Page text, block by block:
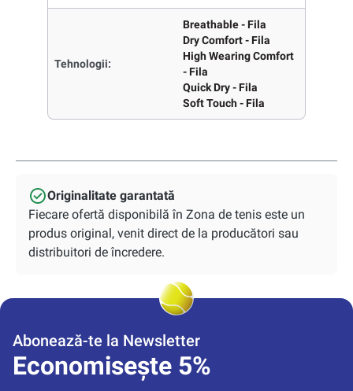
Tehnologii:
Breathable - Fila
Dry Comfort - Fila
High Wearing Comfort
- Fila
Quick Dry - Fila
Soft Touch - Fila
Originalitate garantată
Fiecare ofertă disponibilă în Zona de tenis este un
produs original, venit direct de la producători sau
distribuitori de încredere.
Abonează-te la Newsletter
Economisește 5%